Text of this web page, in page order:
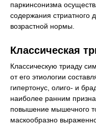
паркинсонизма
содержания стриатного
возрастной нормы.
Классическая
Классическую триаду
от его этиологии
гипертонус, олиго- и
наиболее ранним
повышение мышечного
маскообразно